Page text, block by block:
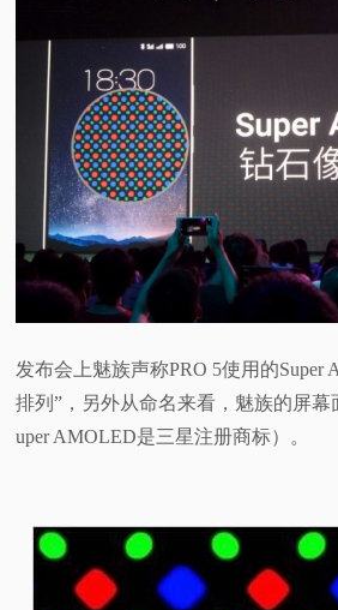
发布会上魅族声称PRO 5使用的Super
排列”，另外从命名来看，魅族的屏幕
uper AMOLED是三星注册商标）。